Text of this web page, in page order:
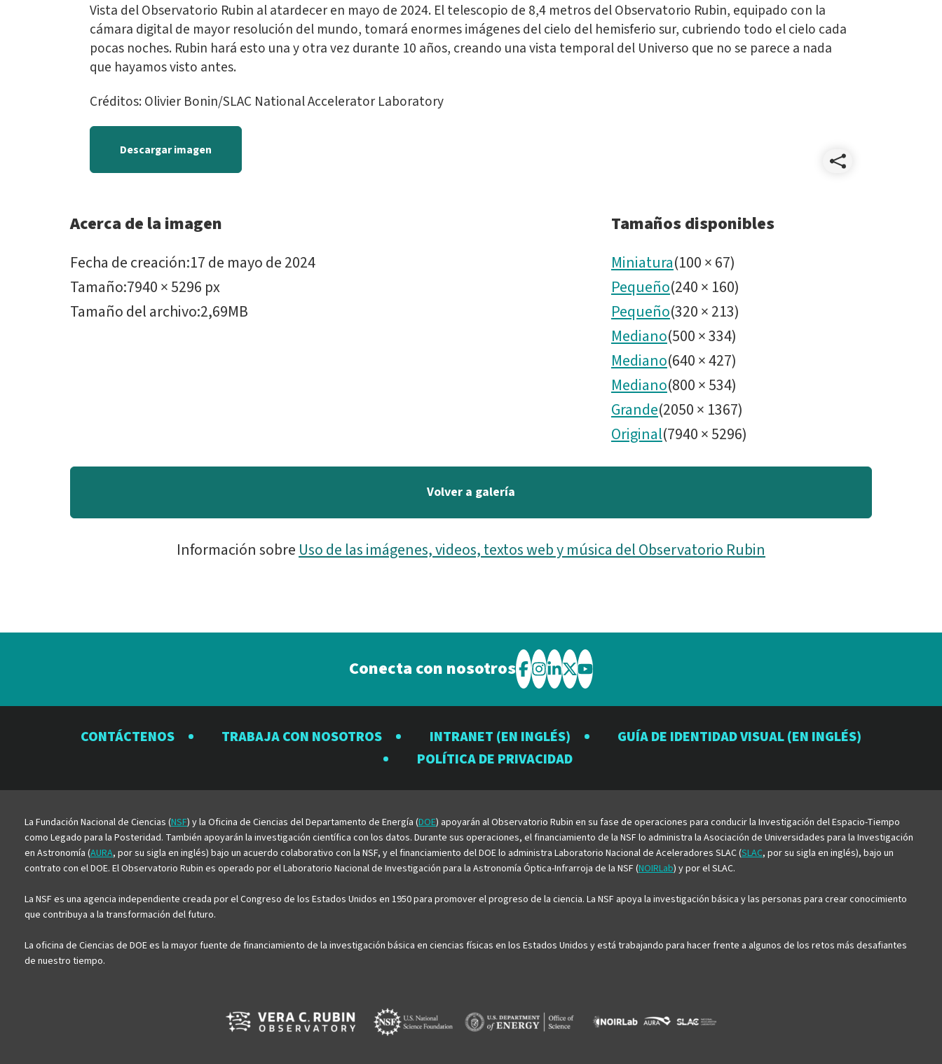
Vista del Observatorio Rubin al atardecer en mayo de 2024. El telescopio de 8,4 metros del Observatorio Rubin, equipado con la
cámara digital de mayor resolución del mundo, tomará enormes imágenes del cielo del hemisferio sur, cubriendo todo el cielo cada
pocas noches. Rubin hará esto una y otra vez durante 10 años, creando una vista temporal del Universo que no se parece a nada
que hayamos visto antes.
Créditos: Olivier Bonin/SLAC National Accelerator Laboratory
Descargar imagen
Acerca de la imagen
Fecha de creación:17 de mayo de 2024
Tamaño:7940 × 5296 px
Tamaño del archivo:2,69MB
Tamaños disponibles
Miniatura(100×67)
Pequeño(240× 160)
Pequeño(320×213)
Mediano(500×334)
Mediano(640×427)
Mediano(800×534)
Grande(2050× 1367)
Original(7940×5296)
Volver a galería
Información sobre Uso de las imágenes, videos, textos web y música del Observatorio Rubin
Conecta con nosotros Visite
el
Observatorio
Rubin
Visite
el
Observatorio
Rubin
Visite
el
Observatorio
Rubin
Visite
el
Observatorio
Rubin
Visite
el
Observatorio
CONTÁCTENOS TRABAJA CON NOSOTROS INTRANET (EN INGLÉS)
GUÍA DE IDENTIDAD VISUAL (EN INGLÉS)
POLÍTICA DE PRIVACIDAD
La Fundación Nacional de Ciencias (NSF) y la Oficina de Ciencias del Departamento de Energía (DOE) apoyarán al Observatorio Rubin en su fase de operaciones para conducir la Investigación del Espacio-Tiempo
como Legado para la Posteridad. También apoyarán la investigación científica con los datos. Durante sus operaciones, el financiamiento de la NSF lo administra la Asociación de Universidades para la Investigación
en Astronomía (AURA, por su sigla en inglés) bajo un acuerdo colaborativo con la NSF, y el financiamiento del DOE lo administra Laboratorio Nacional de Aceleradores SLAC (SLAC, por su sigla en inglés), bajo un
contrato con el DOE. El Observatorio Rubin es operado por el Laboratorio Nacional de Investigación para la Astronomía Óptica-Infrarroja de la NSF (NOIRLab) y por el SLAC.
La NSF es una agencia independiente creada por el Congreso de los Estados Unidos en 1950 para promover el progreso de la ciencia. La NSF apoya la investigación básica y las personas para crear conocimiento
que contribuya a la transformación del futuro.
La oficina de Ciencias de DOE es la mayor fuente de financiamiento de la investigación básica en ciencias físicas en los Estados Unidos y está trabajando para hacer frente a algunos de los retos más desafiantes
de nuestro tiempo.